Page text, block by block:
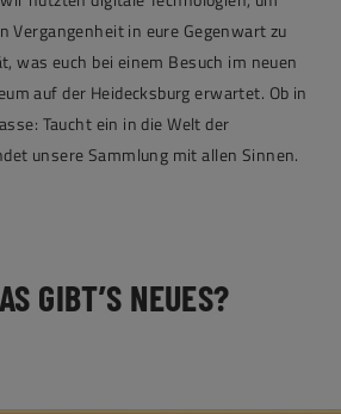
Vergangenheit in eure Gegenwart zu
was euch bei einem Besuch im neuen
auf der Heidecksburg erwartet. Ob in
Taucht ein in die Welt der
unsere Sammlung mit allen Sinnen.
GIBT’S NEUES?